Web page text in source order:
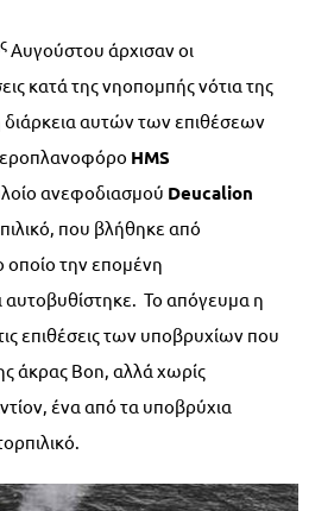
Αυγούστου άρχισαν οι
κατά της νηοπομπής νότια της
αυτών των επιθέσεων
HMS
ανεφοδιασμού Deucalion
που βλήθηκε από
οποίο την επομένη
αυτοβυθίστηκε. Το απόγευμα η
επιθέσεις των υποβρυχίων που
άκρας Bon, αλλά χωρίς
ένα από τα υποβρύχια